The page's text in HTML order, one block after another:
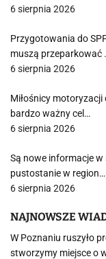
6 sierpnia 2026
Przygotowania do
muszą przeparkować
6 sierpnia 2026
Miłośnicy
bardzo ważny cel…
6 sierpnia 2026
Są nowe informacje
pustostanie w region…
6 sierpnia 2026
NAJNOWSZE
W Poznaniu ruszyło
stworzymy miejsce o